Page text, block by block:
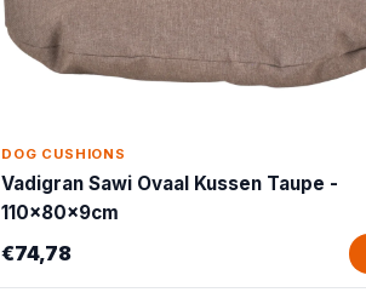
DOG CUSHIONS
Vadigran Sawi Ovaal Kussen Taupe -
110x80x9cm
€74,78